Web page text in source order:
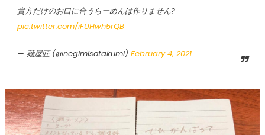
貴方だけのお口に合うらーめんは作りません?
pic.twitter.com/iFUHwh5rQB
— 麺屋匠 (@negimisotakumi) February 4, 2021